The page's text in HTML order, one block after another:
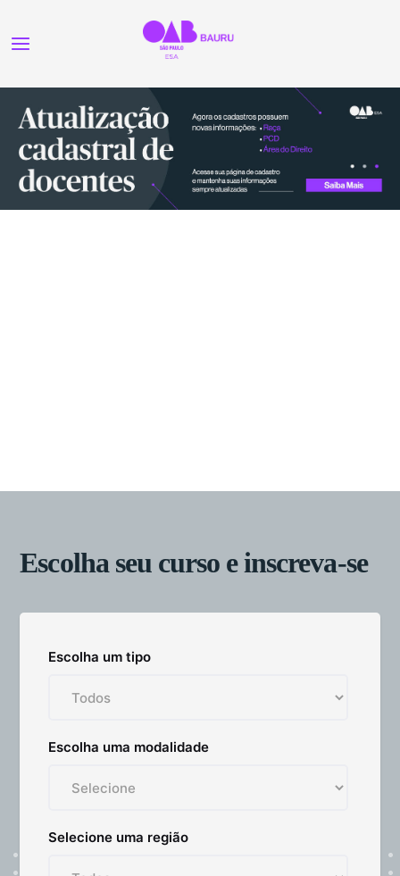
Escolha seu curso e inscreva-se
Escolha um tipo
Escolha uma modalidade
Selecione uma região